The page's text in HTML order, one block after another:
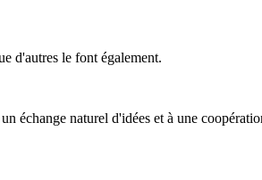
d'autres le font également.
échange naturel d'idées et à une